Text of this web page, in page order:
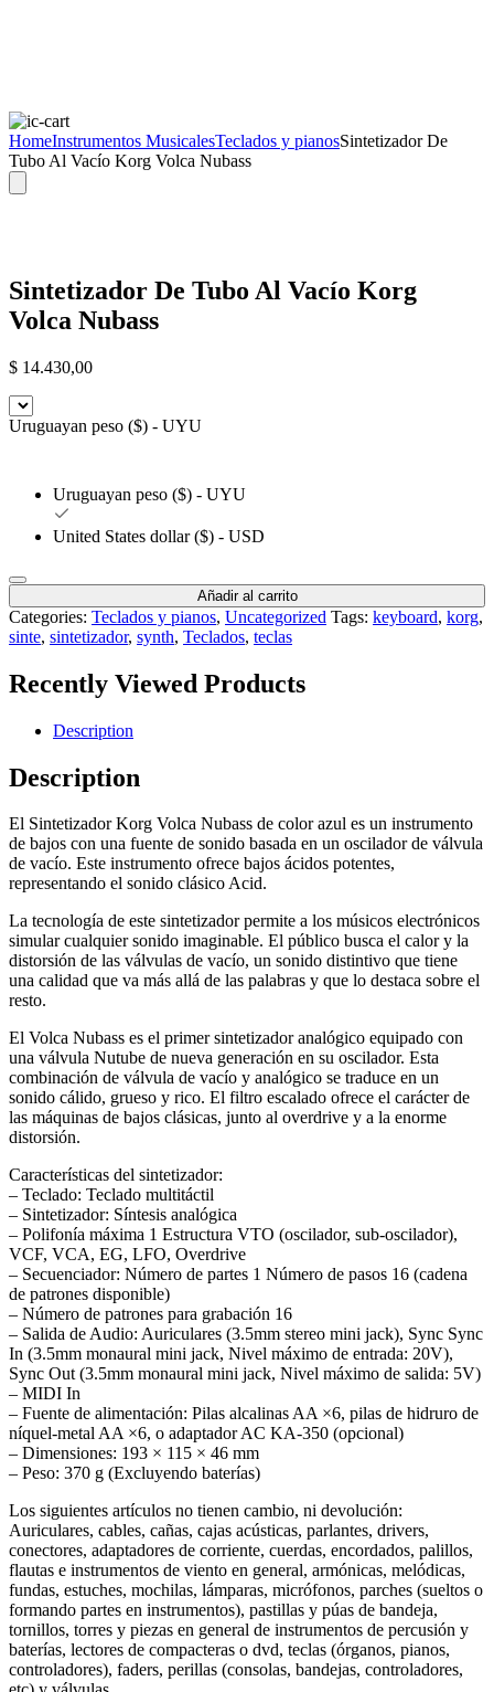
HomeInstrumentos MusicalesTeclados y pianosSintetizador De
Tubo Al Vacío Korg Volca Nubass
Sintetizador De Tubo Al Vacío Korg
Volca Nubass
$ 14.430,00
Uruguayan peso ($) - UYU
Uruguayan peso ($) - UYU
United States dollar ($) - USD
Añadir al carrito
Categories: Teclados y pianos, Uncategorized Tags: keyboard, korg,
sinte, sintetizador, synth, Teclados, teclas
Recently Viewed Products
Description
Description
El Sintetizador Korg Volca Nubass de color azul es un instrumento
de bajos con una fuente de sonido basada en un oscilador de válvula
de vacío. Este instrumento ofrece bajos ácidos potentes,
representando el sonido clásico Acid.
La tecnología de este sintetizador permite a los músicos electrónicos
simular cualquier sonido imaginable. El público busca el calor y la
distorsión de las válvulas de vacío, un sonido distintivo que tiene
una calidad que va más allá de las palabras y que lo destaca sobre el
resto.
El Volca Nubass es el primer sintetizador analógico equipado con
una válvula Nutube de nueva generación en su oscilador. Esta
combinación de válvula de vacío y analógico se traduce en un
sonido cálido, grueso y rico. El filtro escalado ofrece el carácter de
las máquinas de bajos clásicas, junto al overdrive y a la enorme
distorsión.
Características del sintetizador:
– Teclado: Teclado multitáctil
– Sintetizador: Síntesis analógica
– Polifonía máxima 1 Estructura VTO (oscilador, sub-oscilador),
VCF, VCA, EG, LFO, Overdrive
– Secuenciador: Número de partes 1 Número de pasos 16 (cadena
de patrones disponible)
– Número de patrones para grabación 16
– Salida de Audio: Auriculares (3.5mm stereo mini jack), Sync Sync
In (3.5mm monaural mini jack, Nivel máximo de entrada: 20V),
Sync Out (3.5mm monaural mini jack, Nivel máximo de salida: 5V)
– MIDI In
– Fuente de alimentación: Pilas alcalinas AA ×6, pilas de hidruro de
níquel-metal AA ×6, o adaptador AC KA-350 (opcional)
– Dimensiones: 193 × 115 × 46 mm
– Peso: 370 g (Excluyendo baterías)
Los siguientes artículos no tienen cambio, ni devolución:
Auriculares, cables, cañas, cajas acústicas, parlantes, drivers,
conectores, adaptadores de corriente, cuerdas, encordados, palillos,
flautas e instrumentos de viento en general, armónicas, melódicas,
fundas, estuches, mochilas, lámparas, micrófonos, parches (sueltos o
formando partes en instrumentos), pastillas y púas de bandeja,
tornillos, torres y piezas en general de instrumentos de percusión y
baterías, lectores de compacteras o dvd, teclas (órganos, pianos,
controladores), faders, perillas (consolas, bandejas, controladores,